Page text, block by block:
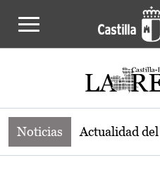
Noticias de la
Noticias Actualidad